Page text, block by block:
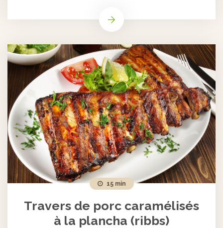
15 min
Travers de porc caramélisés
à la plancha (ribbs)